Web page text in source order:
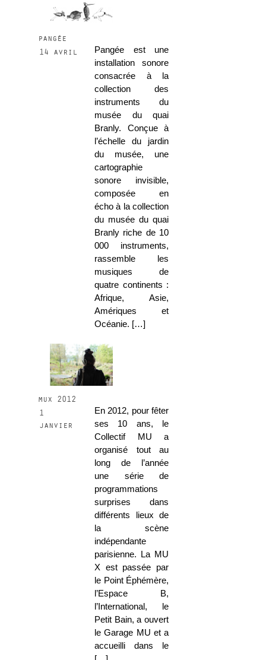
pangée
14 avril
Pangée est une
installation sonore
consacrée à la
collection des
instruments du
musée du quai
Branly. Conçue à
l’échelle du jardin
du musée, une
cartographie
sonore invisible,
composée en
écho à la collection
du musée du quai
Branly riche de 10
000 instruments,
rassemble les
musiques de
quatre continents :
Afrique, Asie,
Amériques et
Océanie. […]
mux 2012
1
janvier
En 2012, pour fêter
ses 10 ans, le
Collectif MU a
organisé tout au
long de l’année
une série de
programmations
surprises dans
différents lieux de
la scène
indépendante
parisienne. La MU
X est passée par
le Point Éphémère,
l’Espace B,
l’International, le
Petit Bain, a ouvert
le Garage MU et a
accueilli dans le